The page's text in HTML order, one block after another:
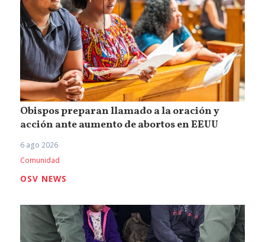
Obispos preparan llamado a la oración y
acción ante aumento de abortos en EEUU
6 ago 2026
Comunidad
OSV NEWS